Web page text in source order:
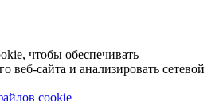
чтобы обеспечивать
веб-сайта и анализировать сетевой
cookie